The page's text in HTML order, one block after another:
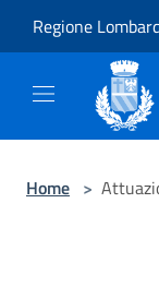
Regione
Home >